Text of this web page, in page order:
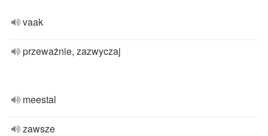
vaak
przeważnie, zazwyczaj
meestal
zawsze